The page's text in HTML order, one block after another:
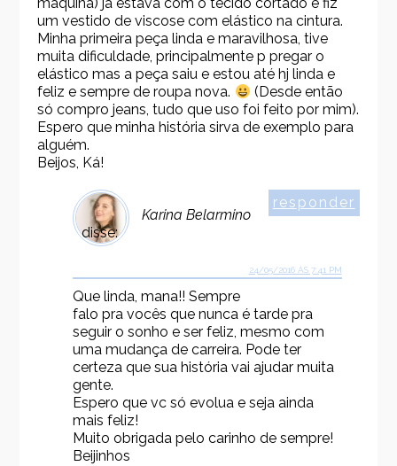
máquina) já estava com o tecido cortado e fiz
um vestido de viscose com elástico na cintura.
Minha primeira peça linda e maravilhosa, tive
muita dificuldade, principalmente p pregar o
elástico mas a peça saiu e estou até hj linda e
feliz e sempre de roupa nova.
(Desde então
só compro jeans, tudo que uso foi feito por mim).
Espero que minha história sirva de exemplo para
alguém.
Beijos, Ká!
responder
Karina Belarmino
disse:
24/05/2016 ÀS 7:41 PM
Que linda, mana!! Sempre
falo pra vocês que nunca é tarde pra
seguir o sonho e ser feliz, mesmo com
uma mudança de carreira. Pode ter
certeza que sua história vai ajudar muita
gente.
Espero que vc só evolua e seja ainda
mais feliz!
Muito obrigada pelo carinho de sempre!
Beijinhos